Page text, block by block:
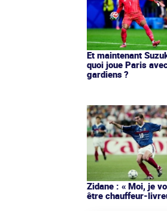
Et maintenant
quoi joue Paris
gardiens ?
Zidane : « Moi, je
être chauffeur-